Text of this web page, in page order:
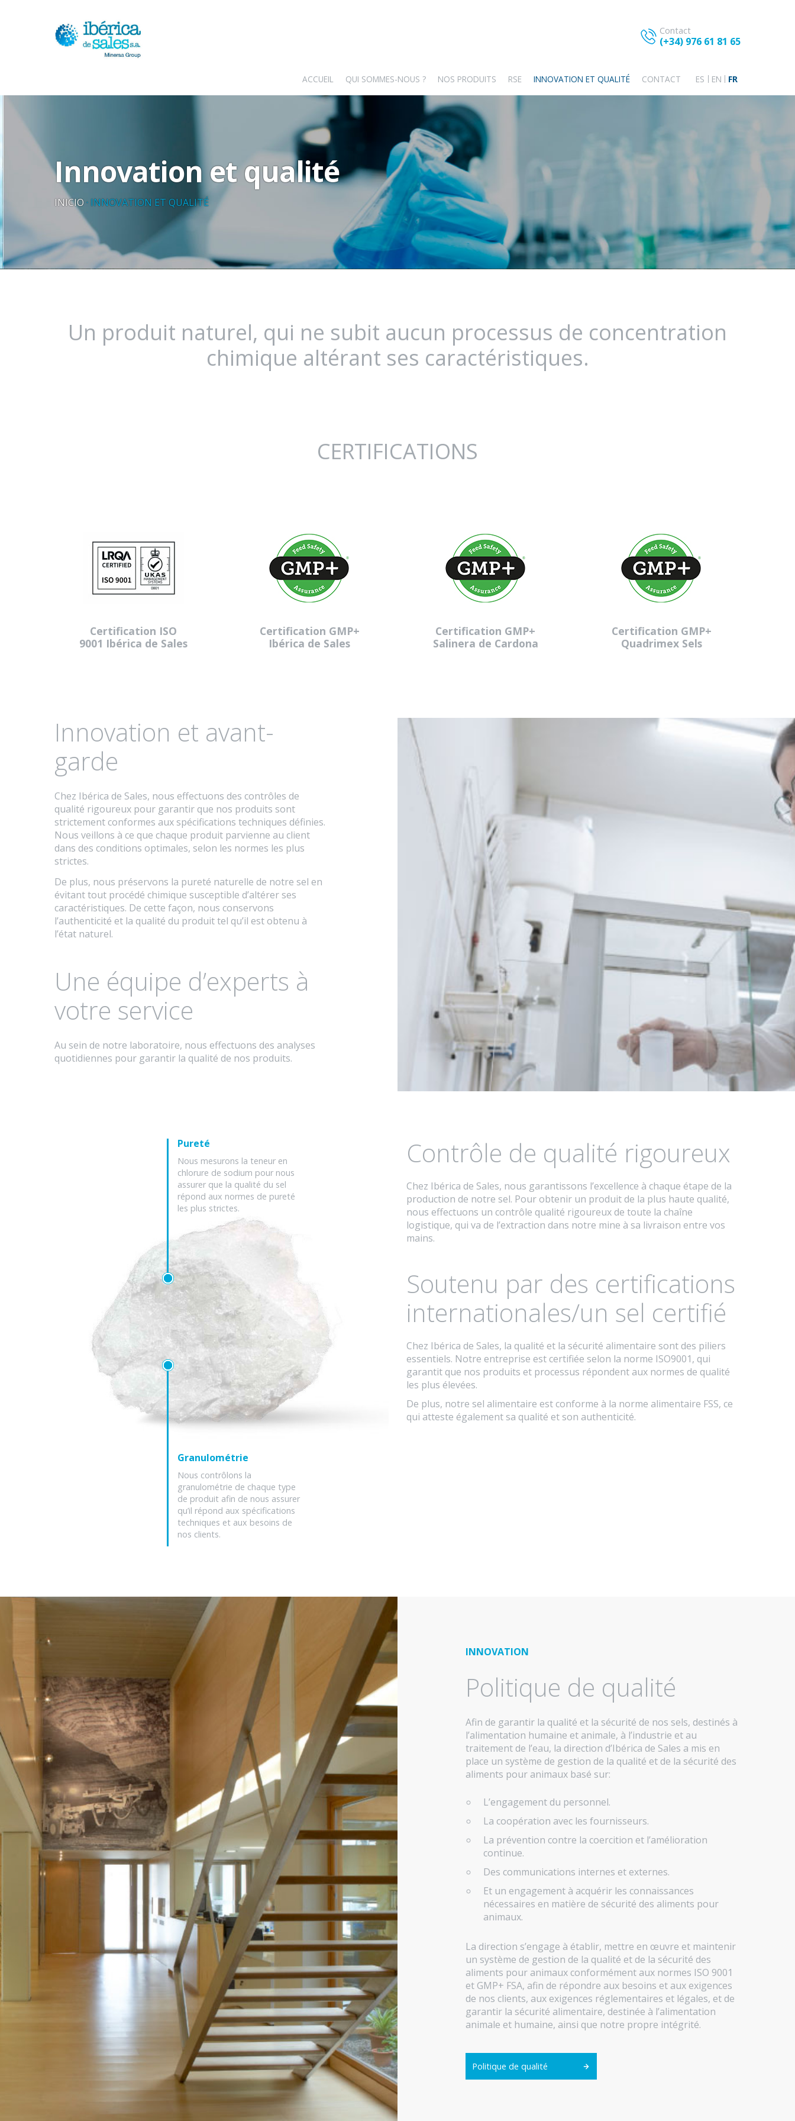
Contact
(+34) 976 61 81 65
ACCUEIL QUI SOMMES-NOUS ? NOS PRODUITS RSE INNOVATION ET QUALITÉ CONTACT ES EN FR
Innovation et qualité
INICIO· INNOVATION ET QUALITÉ
Un produit naturel, qui ne subit aucun processus de concentration
chimique altérant ses caractéristiques.
CERTIFICATIONS
Certification ISO
9001 Ibérica de Sales
Certification GMP+
Ibérica de Sales
Certification GMP+
Salinera de Cardona
Certification GMP+
Quadrimex Sels
Innovation et avant-
garde
Chez Ibérica de Sales, nous effectuons des contrôles de
qualité rigoureux pour garantir que nos produits sont
strictement conformes aux spécifications techniques définies.
Nous veillons à ce que chaque produit parvienne au client
dans des conditions optimales, selon les normes les plus
strictes.
De plus, nous préservons la pureté naturelle de notre sel en
évitant tout procédé chimique susceptible d’altérer ses
caractéristiques. De cette façon, nous conservons
l’authenticité et la qualité du produit tel qu’il est obtenu à
l’état naturel.
Une équipe d’experts à
votre service
Au sein de notre laboratoire, nous effectuons des analyses
quotidiennes pour garantir la qualité de nos produits.
Pureté
Nous mesurons la teneur en
chlorure de sodium pour nous
assurer que la qualité du sel
répond aux normes de pureté
les plus strictes.
Granulométrie
Nous contrôlons la
granulométrie de chaque type
de produit afin de nous assurer
qu’il répond aux spécifications
techniques et aux besoins de
nos clients.
Contrôle de qualité rigoureux
Chez Ibérica de Sales, nous garantissons l’excellence à chaque étape de la
production de notre sel. Pour obtenir un produit de la plus haute qualité,
nous effectuons un contrôle qualité rigoureux de toute la chaîne
logistique, qui va de l’extraction dans notre mine à sa livraison entre vos
mains.
Soutenu par des certifications
internationales/un sel certifié
Chez Ibérica de Sales, la qualité et la sécurité alimentaire sont des piliers
essentiels. Notre entreprise est certifiée selon la norme ISO9001, qui
garantit que nos produits et processus répondent aux normes de qualité
les plus élevées.
De plus, notre sel alimentaire est conforme à la norme alimentaire FSS, ce
qui atteste également sa qualité et son authenticité.
INNOVATION
Politique de qualité
Afin de garantir la qualité et la sécurité de nos sels, destinés à
l’alimentation humaine et animale, à l’industrie et au
traitement de l’eau, la direction d’Ibérica de Sales a mis en
place un système de gestion de la qualité et de la sécurité des
aliments pour animaux basé sur:
L’engagement du personnel.
La coopération avec les fournisseurs.
La prévention contre la coercition et l’amélioration
continue.
Des communications internes et externes.
Et un engagement à acquérir les connaissances
nécessaires en matière de sécurité des aliments pour
animaux.
La direction s’engage à établir, mettre en œuvre et maintenir
un système de gestion de la qualité et de la sécurité des
aliments pour animaux conformément aux normes ISO 9001
et GMP+ FSA, afin de répondre aux besoins et aux exigences
de nos clients, aux exigences réglementaires et légales, et de
garantir la sécurité alimentaire, destinée à l’alimentation
animale et humaine, ainsi que notre propre intégrité.
Politique de qualité